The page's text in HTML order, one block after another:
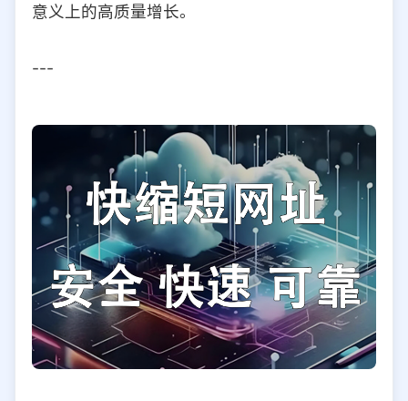
意义上的高质量增长。
---